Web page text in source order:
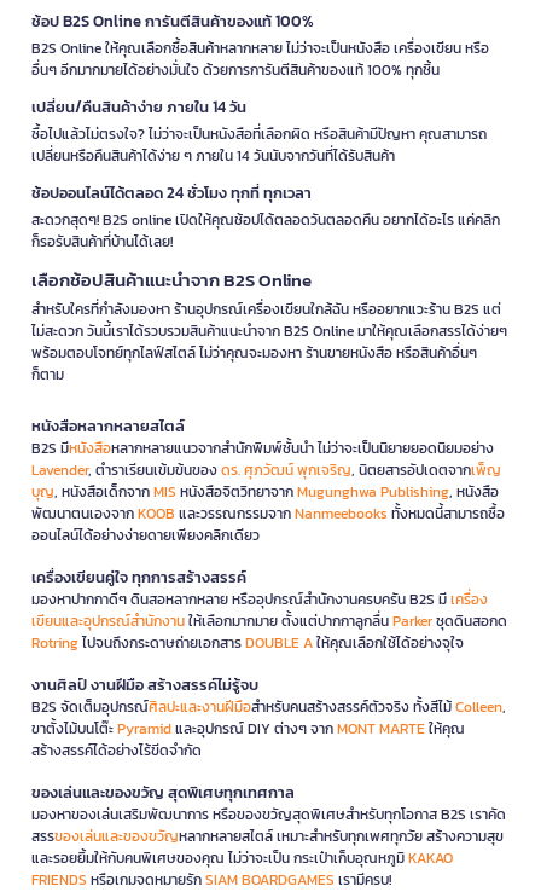
ช้อป B2S Online การันตีสินค้าของแท้ 100%
B2S Online ให้คุณเลือกซื้อสินค้าหลากหลาย ไม่ว่าจะเป็นหนังสือ เครื่องเขียน หรือ
อื่นๆ อีกมากมายได้อย่างมั่นใจ ด้วยการการันตีสินค้าของแท้ 100% ทุกชิ้น
เปลี่ยน/คืนสินค้าง่าย ภายใน 14 วัน
ซื้อไปแล้วไม่ตรงใจ? ไม่ว่าจะเป็นหนังสือที่เลือกผิด หรือสินค้ามีปัญหา คุณสามารถ
เปลี่ยนหรือคืนสินค้าได้ง่าย ๆ ภายใน 14 วันนับจากวันที่ได้รับสินค้า
ช้อปออนไลน์ได้ตลอด 24 ชั่วโมง ทุกที่ ทุกเวลา
สะดวกสุดๆ! B2S online เปิดให้คุณช้อปได้ตลอดวันตลอดคืน อยากได้อะไร แค่คลิก
ก็รอรับสินค้าที่บ้านได้เลย!
เลือกช้อปสินค้าแนะนำจาก B2S Online
สำหรับใครที่กำลังมองหา ร้านอุปกรณ์เครื่องเขียนใกล้ฉัน หรืออยากแวะร้าน B2S แต่
ไม่สะดวก วันนี้เราได้รวบรวมสินค้าแนะนำจาก B2S Online มาให้คุณเลือกสรรได้ง่ายๆ
พร้อมตอบโจทย์ทุกไลฟ์สไตล์ ไม่ว่าคุณจะมองหา ร้านขายหนังสือ หรือสินค้าอื่นๆ
ก็ตาม
หนังสือหลากหลายสไตล์
B2S มีหนังสือหลากหลายแนวจากสำนักพิมพ์ชั้นนำ ไม่ว่าจะเป็นนิยายยอดนิยมอย่าง
Lavender, ตำราเรียนเข้มข้นของดร. ศุภวัฒน์ พุกเจริญ, นิตยสารอัปเดตจากเพ็ญ
บุญ, หนังสือเด็กจากMIS หนังสือจิตวิทยาจากMugunghwa Publishing, หนังสือ
พัฒนาตนเองจากKOOB และวรรณกรรมจากNanmeebooks ทั้งหมดนี้สามารถซื้อ
ออนไลน์ได้อย่างง่ายดายเพียงคลิกเดียว
เครื่องเขียนคู่ใจ ทุกการสร้างสรรค์
มองหาปากกาดีๆ ดินสอหลากหลาย หรืออุปกรณ์สำนักงานครบครัน B2S มีเครื่อง
เขียนและอุปกรณ์สำนักงานให้เลือกมากมาย ตั้งแต่ปากกาลูกลื่นParkerชุดดินสอกด
Rotringไปจนถึงกระดาษถ่ายเอกสารDOUBLE Aให้คุณเลือกใช้ได้อย่างจุใจ
งานศิลป์ งานฝีมือ สร้างสรรค์ไม่รู้จบ
B2S จัดเต็มอุปกรณ์ศิลปะและงานฝีมือสำหรับคนสร้างสรรค์ตัวจริง ทั้งสีไม้Colleen,
ขาตั้งไม้บนโต๊ะPyramidและอุปกรณ์ DIY ต่างๆ จากMONT MARTEให้คุณ
สร้างสรรค์ได้อย่างไร้ขีดจำกัด
ของเล่นและของขวัญ สุดพิเศษทุกเทศกาล
มองหาของเล่นเสริมพัฒนาการ หรือของขวัญสุดพิเศษสำหรับทุกโอกาส B2S เราคัด
สรรของเล่นและของขวัญหลากหลายสไตล์ เหมาะสำหรับทุกเพศทุกวัย สร้างความสุข
และรอยยิ้มให้กับคนพิเศษของคุณ ไม่ว่าจะเป็น กระเป๋าเก็บอุณหภูมิKAKAO
FRIENDS หรือเกมจดหมายรักSIAM BOARDGAMES เรามีครบ!